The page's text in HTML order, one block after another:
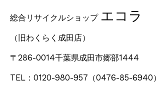
総合リサイクルショップ エコラ
（旧わくらく成田店）
〒286-0014千葉県成田市郷部1444
TEL：0120-980-957 （0476-85-6940）